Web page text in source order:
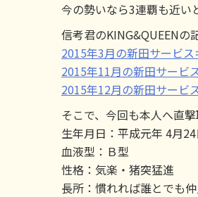
今の勢いなら3連覇も近い
信考君のKING&QUEEN
2015年3月の新田サービス
2015年11月の新田サービ
2015年12月の新田サービ
そこで、今回も本人へ直
生年月日：平成元年 4月
血液型：Ｂ型
性格：気楽・猪突猛進
長所：慣れれば誰とでも